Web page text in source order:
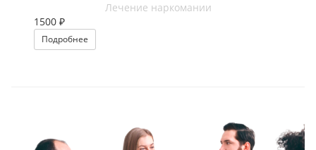
Лечение наркомании
1500 ₽
Подробнее